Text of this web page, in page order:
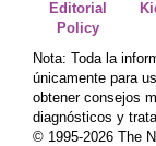
Editorial
Policy
Nota: Toda la
únicamente para
obtener consejos
diagnósticos y
© 1995-2026 The